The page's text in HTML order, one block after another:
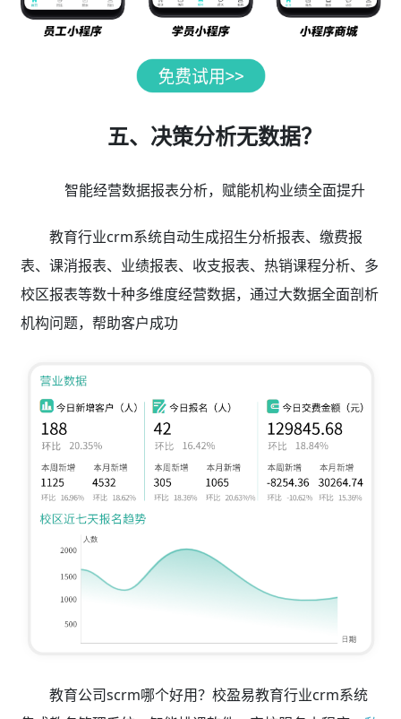
五、决策分析无数据？
智能经营数据报表分析，赋能机构业绩全面提升
教育行业crm系统自动生成招生分析报表、缴费报
表、课消报表、业绩报表、收支报表、热销课程分析、多
校区报表等数十种多维度经营数据，通过大数据全面剖析
机构问题，帮助客户成功
教育公司scrm哪个好用？校盈易教育行业crm系统